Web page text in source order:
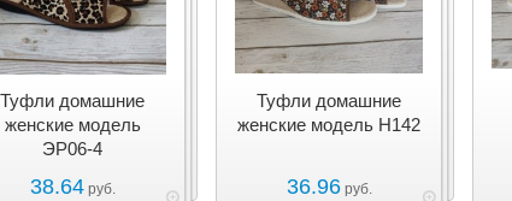
Туфли домашние
женские модель
ЭР06-4
38.64руб.
Туфли домашние
женские модель Н142
36.96руб.